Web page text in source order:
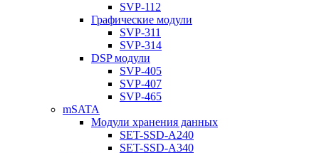
SVP-112
Графические модули
SVP-311
SVP-314
DSP модули
SVP-405
SVP-407
SVP-465
mSATA
Модули хранения данных
SET-SSD-A240
SET-SSD-A340